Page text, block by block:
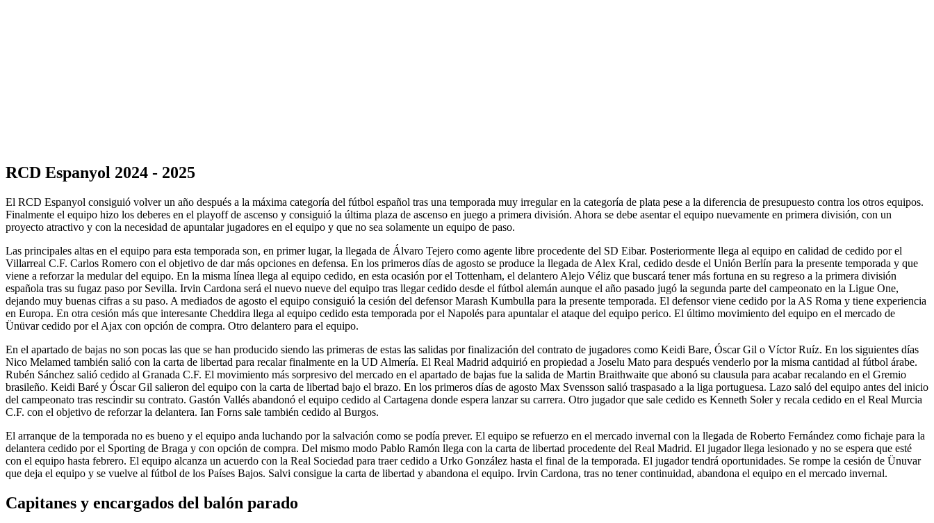
RCD Espanyol 2024 - 2025
El RCD Espanyol consiguió volver un año después a la máxima categoría del fútbol español tras una temporada muy irregular en la categoría de plata pese a la diferencia de presupuesto contra los otros equipos.
Finalmente el equipo hizo los deberes en el playoff de ascenso y consiguió la última plaza de ascenso en juego a primera división. Ahora se debe asentar el equipo nuevamente en primera división, con un
proyecto atractivo y con la necesidad de apuntalar jugadores en el equipo y que no sea solamente un equipo de paso.
Las principales altas en el equipo para esta temporada son, en primer lugar, la llegada de Álvaro Tejero como agente libre procedente del SD Eibar. Posteriormente llega al equipo en calidad de cedido por el
Villarreal C.F. Carlos Romero con el objetivo de dar más opciones en defensa. En los primeros días de agosto se produce la llegada de Alex Kral, cedido desde el Unión Berlín para la presente temporada y que
viene a reforzar la medular del equipo. En la misma línea llega al equipo cedido, en esta ocasión por el Tottenham, el delantero Alejo Véliz que buscará tener más fortuna en su regreso a la primera división
española tras su fugaz paso por Sevilla. Irvin Cardona será el nuevo nueve del equipo tras llegar cedido desde el fútbol alemán aunque el año pasado jugó la segunda parte del campeonato en la Ligue One,
dejando muy buenas cifras a su paso. A mediados de agosto el equipo consiguió la cesión del defensor Marash Kumbulla para la presente temporada. El defensor viene cedido por la AS Roma y tiene experiencia
en Europa. En otra cesión más que interesante Cheddira llega al equipo cedido esta temporada por el Napolés para apuntalar el ataque del equipo perico. El último movimiento del equipo en el mercado de
Ünüvar cedido por el Ajax con opción de compra. Otro delantero para el equipo.
En el apartado de bajas no son pocas las que se han producido siendo las primeras de estas las salidas por finalización del contrato de jugadores como Keidi Bare, Óscar Gil o Víctor Ruíz. En los siguientes días
Nico Melamed también salió con la carta de libertad para recalar finalmente en la UD Almería. El Real Madrid adquirió en propiedad a Joselu Mato para después venderlo por la misma cantidad al fútbol árabe.
Rubén Sánchez salió cedido al Granada C.F. El movimiento más sorpresivo del mercado en el apartado de bajas fue la salida de Martin Braithwaite que abonó su clausula para acabar recalando en el Gremio
brasileño. Keidi Baré y Óscar Gil salieron del equipo con la carta de libertad bajo el brazo. En los primeros días de agosto Max Svensson salió traspasado a la liga portuguesa. Lazo saló del equipo antes del inicio
del campeonato tras rescindir su contrato. Gastón Vallés abandonó el equipo cedido al Cartagena donde espera lanzar su carrera. Otro jugador que sale cedido es Kenneth Soler y recala cedido en el Real Murcia
C.F. con el objetivo de reforzar la delantera. Ian Forns sale también cedido al Burgos.
El arranque de la temporada no es bueno y el equipo anda luchando por la salvación como se podía prever. El equipo se refuerzo en el mercado invernal con la llegada de Roberto Fernández como fichaje para la
delantera cedido por el Sporting de Braga y con opción de compra. Del mismo modo Pablo Ramón llega con la carta de libertad procedente del Real Madrid. El jugador llega lesionado y no se espera que esté
con el equipo hasta febrero. El equipo alcanza un acuerdo con la Real Sociedad para traer cedido a Urko González hasta el final de la temporada. El jugador tendrá oportunidades. Se rompe la cesión de Ünuvar
que deja el equipo y se vuelve al fútbol de los Países Bajos. Salvi consigue la carta de libertad y abandona el equipo. Irvin Cardona, tras no tener continuidad, abandona el equipo en el mercado invernal.
Capitanes y encargados del balón parado